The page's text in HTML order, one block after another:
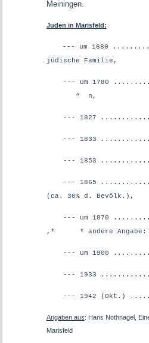
Meiningen.
Juden in Marisfeld:
--- um 1680
jüdische Familie,
--- um 1780
“ n,
--- 1827
--- 1833
--- 1853
--- 1865
(ca. 30% d. Bevölk.),
--- um 1870
,*
* andere Angabe:
--- um 1900
--- 1933
--- 1942 (Okt.)
Angaben aus: Hans Nothnagel,
Marisfeld